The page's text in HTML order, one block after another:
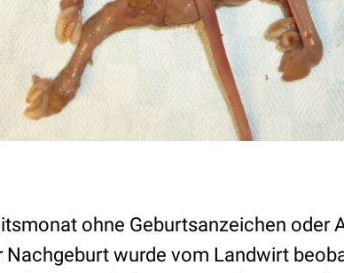
ohne Geburtsanzeichen oder
Nachgeburt wurde vom Landwirt